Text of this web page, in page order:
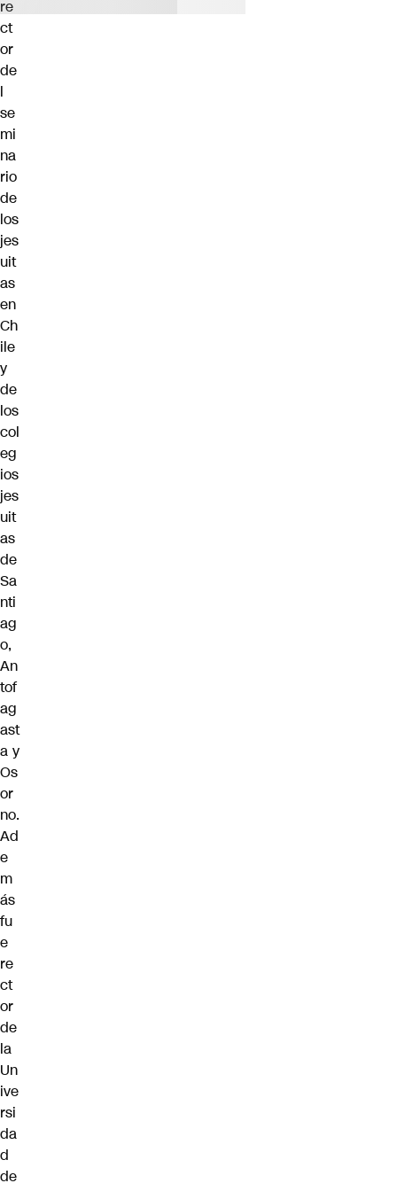
re
ct
or
de
l
se
mi
na
rio
de
los
jes
uit
as
en
Ch
ile
y
de
los
col
eg
ios
jes
uit
as
de
Sa
nti
ag
o,
An
tof
ag
ast
a y
Os
or
no.
Ad
e
m
ás
fu
e
re
ct
or
de
la
Un
ive
rsi
da
d
de